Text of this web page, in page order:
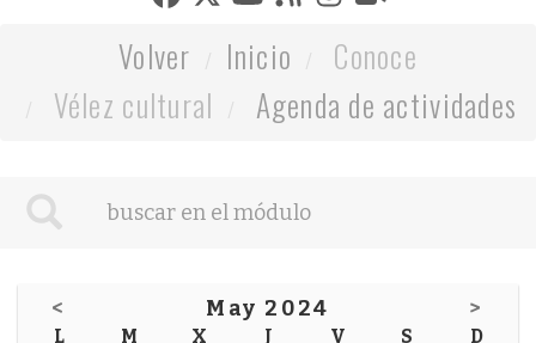
Volver Inicio
Conoce
Vélez cultural
Agenda de actividades
< May 2024 >
L M X J V S D